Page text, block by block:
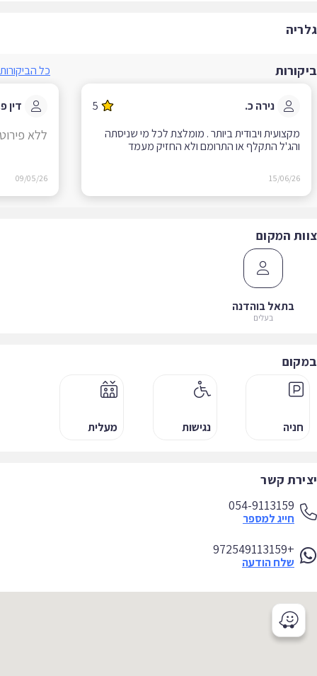
כל הביקורות
נירה כ.
5
מקצועית ויבודית ביותר . מומלצת לכל מי שניסתה
והג'ל התקלף או התרומם ולא החזיק מעמד
15/06/26
דין פ.
ללא פירוט
09/05/26
המקום
בתאל בוהדנה
בעלים
חניה נגישות מעלית
קשר
054-9113159
חייג למספר
+972549113159
שלח הודעה